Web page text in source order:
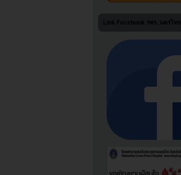
Link Facebook รพร. นครไทย